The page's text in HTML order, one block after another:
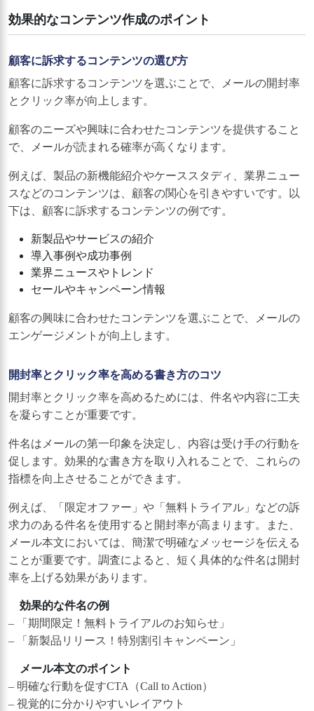
効果的なコンテンツ作成のポイント
顧客に訴求するコンテンツの選び方
顧客に訴求するコンテンツを選ぶことで、メールの開封率
とクリック率が向上します。
顧客のニーズや興味に合わせたコンテンツを提供すること
で、メールが読まれる確率が高くなります。
例えば、製品の新機能紹介やケーススタディ、業界ニュー
スなどのコンテンツは、顧客の関心を引きやすいです。以
下は、顧客に訴求するコンテンツの例です。
新製品やサービスの紹介
導入事例や成功事例
業界ニュースやトレンド
セールやキャンペーン情報
顧客の興味に合わせたコンテンツを選ぶことで、メールの
エンゲージメントが向上します。
開封率とクリック率を高める書き方のコツ
開封率とクリック率を高めるためには、件名や内容に工夫
を凝らすことが重要です。
件名はメールの第一印象を決定し、内容は受け手の行動を
促します。効果的な書き方を取り入れることで、これらの
指標を向上させることができます。
例えば、「限定オファー」や「無料トライアル」などの訴
求力のある件名を使用すると開封率が高まります。また、
メール本文においては、簡潔で明確なメッセージを伝える
ことが重要です。調査によると、短く具体的な件名は開封
率を上げる効果があります。
効果的な件名の例
– 「期間限定！無料トライアルのお知らせ」
– 「新製品リリース！特別割引キャンペーン」
メール本文のポイント
– 明確な行動を促すCTA（Call to Action）
– 視覚的に分かりやすいレイアウト